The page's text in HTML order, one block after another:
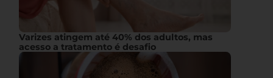
Varizes atingem até 40% dos adultos, mas
acesso a tratamento é desafio